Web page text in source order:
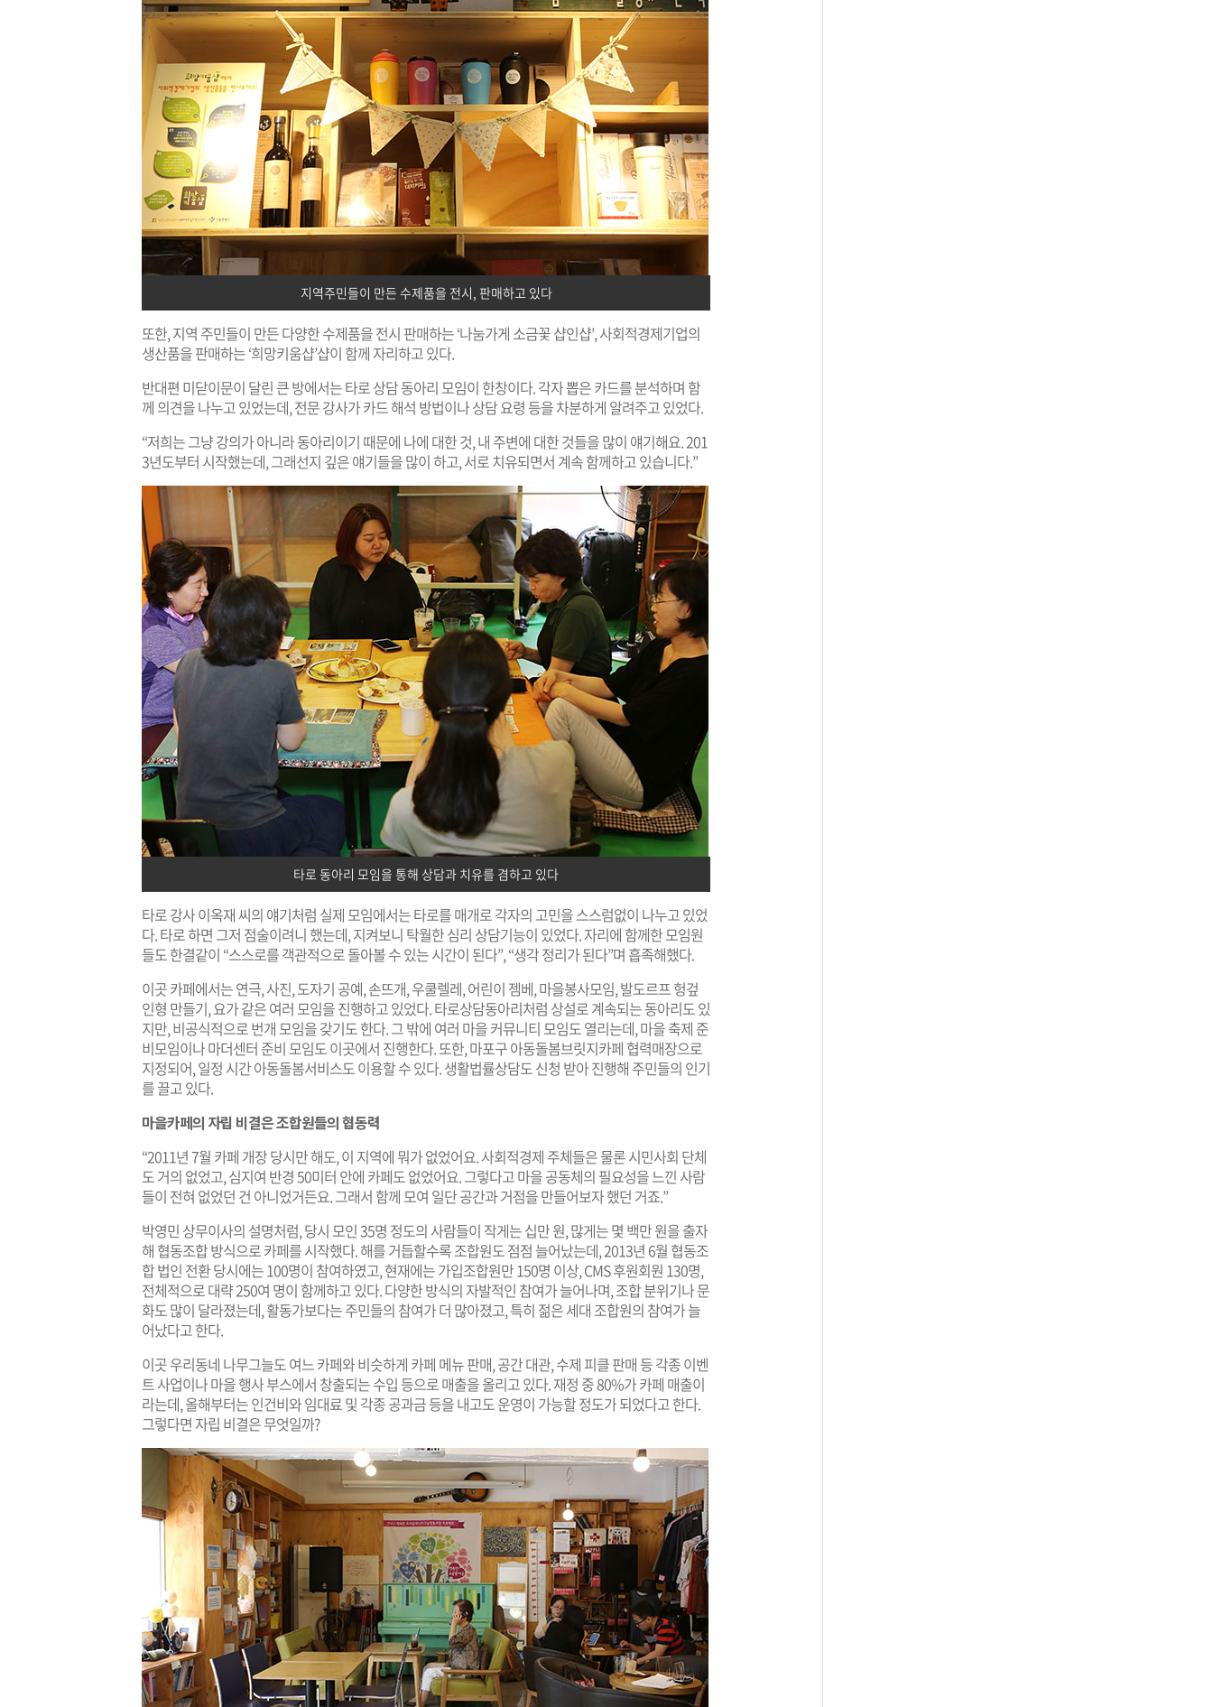
지역주민들이 만든 수제품을 전시, 판매하고 있다
또한, 지역 주민들이 만든 다양한 수제품을 전시 판매하는 ‘나눔가게 소금꽃 샵인샵’, 사회적경제기업의
생산품을 판매하는 ‘희망키움샵’샵이 함께 자리하고 있다.
반대편 미닫이문이 달린 큰 방에서는 타로 상담 동아리 모임이 한창이다. 각자 뽑은 카드를 분석하며 함
께 의견을 나누고 있었는데, 전문 강사가 카드 해석 방법이나 상담 요령 등을 차분하게 알려주고 있었다.
“저희는 그냥 강의가 아니라 동아리이기 때문에 나에 대한 것, 내 주변에 대한 것들을 많이 얘기해요. 201
3년도부터 시작했는데, 그래선지 깊은 얘기들을 많이 하고, 서로 치유되면서 계속 함께하고 있습니다.”
타로 동아리 모임을 통해 상담과 치유를 겸하고 있다
타로 강사 이옥재 씨의 얘기처럼 실제 모임에서는 타로를 매개로 각자의 고민을 스스럼없이 나누고 있었
다. 타로 하면 그저 점술이려니 했는데, 지켜보니 탁월한 심리 상담기능이 있었다. 자리에 함께한 모임원
들도 한결같이 “스스로를 객관적으로 돌아볼 수 있는 시간이 된다”, “생각 정리가 된다”며 흡족해했다.
이곳 카페에서는 연극, 사진, 도자기 공예, 손뜨개, 우쿨렐레, 어린이 젬베, 마을봉사모임, 발도르프 헝겊
인형 만들기, 요가 같은 여러 모임을 진행하고 있었다. 타로상담동아리처럼 상설로 계속되는 동아리도 있
지만, 비공식적으로 번개 모임을 갖기도 한다. 그 밖에 여러 마을 커뮤니티 모임도 열리는데, 마을 축제 준
비모임이나 마더센터 준비 모임도 이곳에서 진행한다. 또한, 마포구 아동돌봄브릿지카페 협력매장으로
지정되어, 일정 시간 아동돌봄서비스도 이용할 수 있다. 생활법률상담도 신청 받아 진행해 주민들의 인기
를 끌고 있다.
마을카페의 자립 비결은 조합원들의 협동력
“2011년 7월 카페 개장 당시만 해도, 이 지역에 뭐가 없었어요. 사회적경제 주체들은 물론 시민사회 단체
도 거의 없었고, 심지여 반경 50미터 안에 카페도 없었어요. 그렇다고 마을 공동체의 필요성을 느낀 사람
들이 전혀 없었던 건 아니었거든요. 그래서 함께 모여 일단 공간과 거점을 만들어보자 했던 거죠.”
​박영민 상무이사의 설명처럼, 당시 모인 35명 정도의 사람들이 작게는 십만 원, 많게는 몇 백만 원을 출자
해 협동조합 방식으로 카페를 시작했다. 해를 거듭할수록 조합원도 점점 늘어났는데, 2013년 6월 협동조
합 법인 전환 당시에는 100명이 참여하였고, 현재에는 가입조합원만 150명 이상, CMS 후원회원 130명,
전체적으로 대략 250여 명이 함께하고 있다. 다양한 방식의 자발적인 참여가 늘어나며, 조합 분위기나 문
화도 많이 달라졌는데, 활동가보다는 주민들의 참여가 더 많아졌고, 특히 젊은 세대 조합원의 참여가 늘
어났다고 한다.
​이곳 우리동네 나무그늘도 여느 카페와 비슷하게 카페 메뉴 판매, 공간 대관, 수제 피클 판매 등 각종 이벤
트 사업이나 마을 행사 부스에서 창출되는 수입 등으로 매출을 올리고 있다. 재정 중 80%가 카페 매출이
라는데, 올해부터는 인건비와 임대료 및 각종 공과금 등을 내고도 운영이 가능할 정도가 되었다고 한다.
그렇다면 자립 비결은 무엇일까?